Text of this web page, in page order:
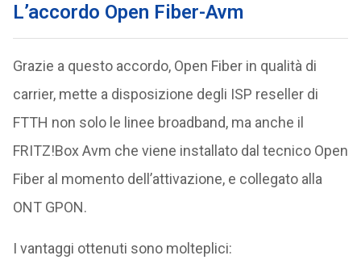
L’accordo Open Fiber-Avm
Grazie a questo accordo, Open Fiber in qualità di
carrier, mette a disposizione degli ISP reseller di
FTTH non solo le linee broadband, ma anche il
FRITZ!Box Avm che viene installato dal tecnico Open
Fiber al momento dell’attivazione, e collegato alla
ONT GPON.
I vantaggi ottenuti sono molteplici: